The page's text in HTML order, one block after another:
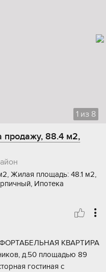
1 из 8
продажу, 88.4 м2,
Жилая площадь: 48.1 м2,
Ипотека
KBАPTИPA
д.50 площaдью 89
гостинaя c